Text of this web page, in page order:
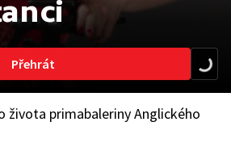
Přehrát
života primabaleriny Anglického